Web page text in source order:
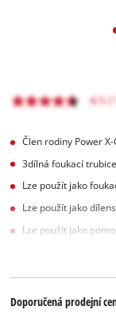
Člen rodiny Power
3dílná foukací
Lze použít jako
Lze použít jako
Lze použít jako
Doporučená prodejní